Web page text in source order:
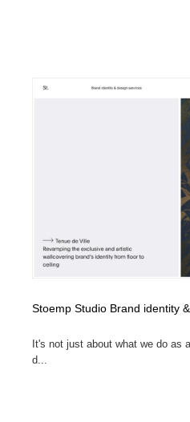
Stoemp Studio Brand identity
It's not just about what we do as
d...